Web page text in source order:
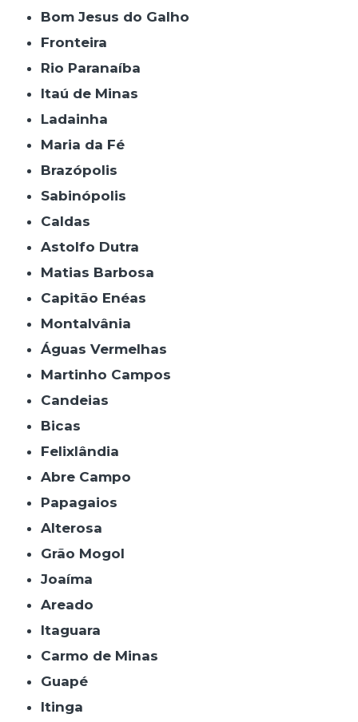
Bom Jesus do Galho
Fronteira
Rio Paranaíba
Itaú de Minas
Ladainha
Maria da Fé
Brazópolis
Sabinópolis
Caldas
Astolfo Dutra
Matias Barbosa
Capitão Enéas
Montalvânia
Águas Vermelhas
Martinho Campos
Candeias
Bicas
Felixlândia
Abre Campo
Papagaios
Alterosa
Grão Mogol
Joaíma
Areado
Itaguara
Carmo de Minas
Guapé
Itinga